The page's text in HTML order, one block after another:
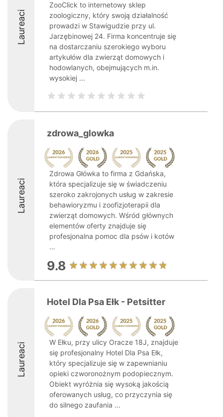
Laureaci
ZooClick to internetowy sklep
zoologiczny, który swoją działalność
prowadzi w Stawigudzie przy ul.
Jarzębinowej 24. Firma koncentruje się
na dostarczaniu szerokiego wyboru
artykułów dla zwierząt domowych i
hodowlanych, obejmujących m.in.
wysokiej ...
Laureaci
zdrowa_glowka
Zdrowa Główka to firma z Gdańska,
która specjalizuje się w świadczeniu
szeroko zakrojonych usług w zakresie
behawioryzmu i zoofizjoterapii dla
zwierząt domowych. Wśród głównych
elementów oferty znajduje się
profesjonalna pomoc dla psów i kotów
...
9.8
Laureaci
Hotel Dla Psa Ełk - Petsitter
W Ełku, przy ulicy Oracze 18J, znajduje
się profesjonalny Hotel Dla Psa Ełk,
który specjalizuje się w zapewnianiu
opieki czworonożnym podopiecznym.
Obiekt wyróżnia się wysoką jakością
oferowanych usług, co przyczynia się
do silnego zaufania ...